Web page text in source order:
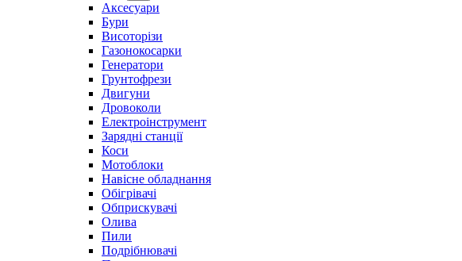
Аксесуари
Бури
Висоторізи
Газонокосарки
Генератори
Грунтофрези
Двигуни
Дровоколи
Електроінструмент
Зарядні станції
Коси
Мотоблоки
Навісне обладнання
Обігрівачі
Обприскувачі
Олива
Пили
Подрібнювачі